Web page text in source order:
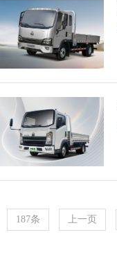
187条 上一页